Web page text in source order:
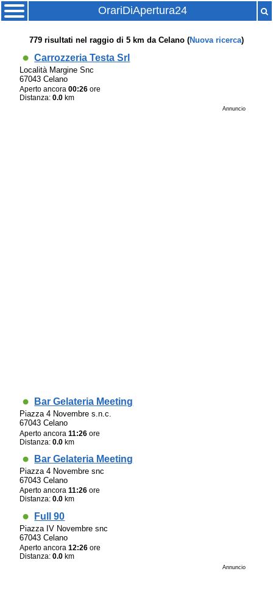
OrariDiApertura24
779 risultati nel raggio di 5 km da Celano (Nuova ricerca)
Carrozzeria Testa Srl
Località Margine Snc
67043 Celano
Aperto ancora00:26 ore
Distanza:0.0 km
Annuncio
Bar Gelateria Meeting
Piazza 4 Novembre s.n.c.
67043 Celano
Aperto ancora11:26 ore
Distanza:0.0 km
Bar Gelateria Meeting
Piazza 4 Novembre snc
67043 Celano
Aperto ancora11:26 ore
Distanza:0.0 km
Full 90
Piazza IV Novembre snc
67043 Celano
Aperto ancora12:26 ore
Distanza:0.0 km
Annuncio